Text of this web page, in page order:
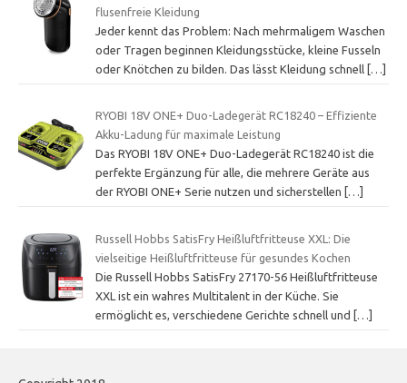
flusenfreie Kleidung
Jeder kennt das Problem: Nach mehrmaligem Waschen
oder Tragen beginnen Kleidungsstücke, kleine Fusseln
oder Knötchen zu bilden. Das lässt Kleidung schnell […]
RYOBI 18V ONE+ Duo-Ladegerät RC18240 – Effiziente
Akku-Ladung für maximale Leistung
Das RYOBI 18V ONE+ Duo-Ladegerät RC18240 ist die
perfekte Ergänzung für alle, die mehrere Geräte aus
der RYOBI ONE+ Serie nutzen und sicherstellen
[…]
Russell Hobbs SatisFry Heißluftfritteuse XXL: Die
vielseitige Heißluftfritteuse für gesundes Kochen
Die Russell Hobbs SatisFry 27170-56 Heißluftfritteuse
XXL ist ein wahres Multitalent in der Küche. Sie
ermöglicht es, verschiedene Gerichte schnell und
[…]